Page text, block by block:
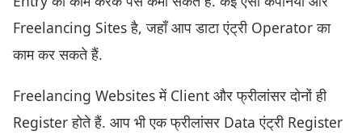
Freelancing Sites है, जहाँ आप डाटा एंट्री Operator का
काम कर सकते हैं.
Freelancing Websites में Client और फ्रीलांसर दोनों ही
Register होते हैं. आप भी एक फ्रीलांसर Data एंट्री Register